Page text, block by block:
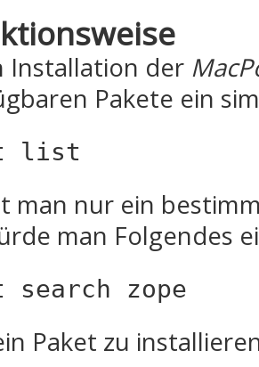
Installation der
Pakete ein
list
man nur ein
man Folgendes
search zope
Paket zu